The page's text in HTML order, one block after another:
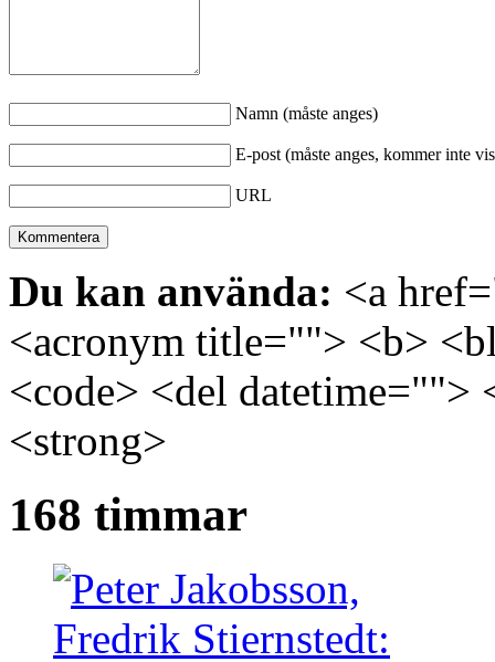
Namn (måste anges)
E-post (måste anges, kommer inte
URL
Du kan använda: <a
<acronym title=""> <b>
<code> <del
<strong>
168 timmar